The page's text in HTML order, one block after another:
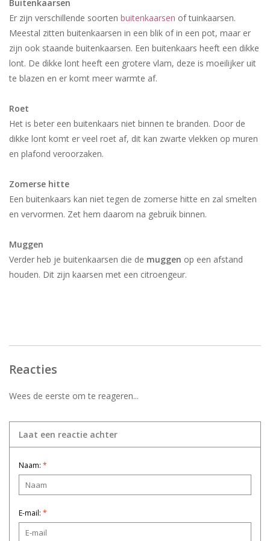
Buitenkaarsen
Er zijn verschillende soorten buitenkaarsen of tuinkaarsen.
Meestal zitten buitenkaarsen in een blik of in een pot, maar er
zijn ook staande buitenkaarsen. Een buitenkaars heeft een dikke
lont. De dikke lont heeft een grotere vlam, deze is moeilijker uit
te blazen en er komt meer warmte af.
Roet
Het is beter een buitenkaars niet binnen te branden. Door de
dikke lont komt er veel roet af, dit kan zwarte vlekken op muren
en plafond veroorzaken.
Zomerse hitte
Een buitenkaars kan niet tegen de zomerse hitte en zal smelten
en vervormen. Zet hem daarom na gebruik binnen.
Muggen
Verder heb je buitenkaarsen die de muggen op een afstand
houden. Dit zijn kaarsen met een citroengeur.
Reacties
Wees de eerste om te reageren...
Laat een reactie achter
Naam: *
E-mail: *